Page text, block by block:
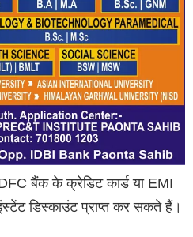
बैंक के क्रेडिट कार्ड या EMI
डिस्काउंट प्राप्त कर सकते हैं।